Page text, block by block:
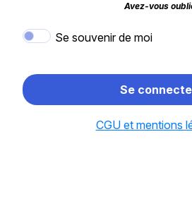
Avez-vous
Se souvenir de moi
Se
CGU et mentions